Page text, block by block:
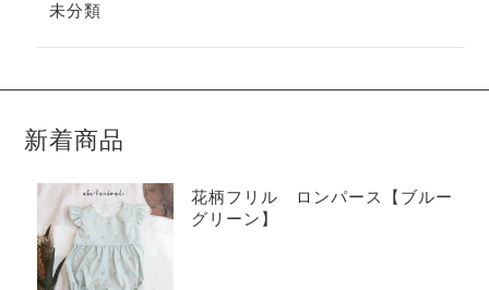
未分類
新着商品
花柄フリル ロンパース【ブルー
グリーン】